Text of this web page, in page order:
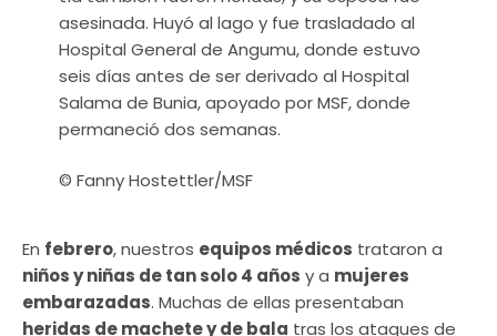
asesinada. Huyó al lago y fue trasladado al
Hospital General de Angumu, donde estuvo
seis días antes de ser derivado al Hospital
Salama de Bunia, apoyado por MSF, donde
permaneció dos semanas.
© Fanny Hostettler/MSF
En febrero, nuestros equipos médicos trataron a
niños y niñas de tan solo 4 años y a mujeres
embarazadas. Muchas de ellas presentaban
heridas de machete y de bala tras los ataques de